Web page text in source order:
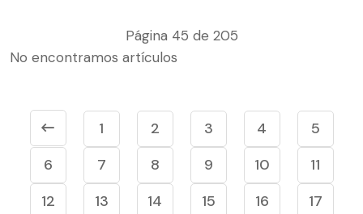
Página 45 de 205
No encontramos artículos
1 2 3 4
5
6
7 8 9 10
11
12
13 14 15 16
17